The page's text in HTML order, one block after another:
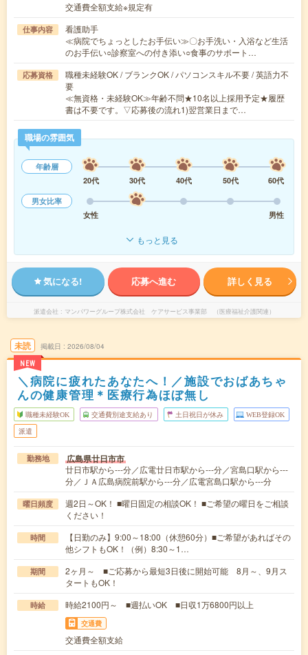
交通費全額支給※規定有
仕事内容
看護助手
≪病院でちょっとしたお手伝い≫〇お手洗い・入浴など生活
のお手伝い○診察室への付き添い○食事のサポート…
応募資格
職種未経験OK / ブランクOK / パソコンスキル不要 / 英語力不
要
≪無資格・未経験OK≫年齢不問★10名以上採用予定★履歴
書は不要です。▽応募後の流れ1)翌営業日まで…
職場の雰囲気
年齢層
20代
30代 40代 50代
60代
男女比率
女性
男性
もっと見る
気になる! 応募へ進む 詳しく見る
派遣会社 マンパワーグループ株式会社 ケアサービス事業部 （医療福祉介護関連）
未読
NEW
掲載日 2026/08/04
＼病院に疲れたあなたへ！／施設でおばあちゃ
んの健康管理＊医療行為ほぼ無し
職種未経験OK 交通費別途支給あり 土日祝日が休み WEB登録OK
派遣
勤務地 広島県廿日市市
廿日市駅から---分／広電廿日市駅から---分／宮島口駅から---
分／ＪＡ広島病院前駅から---分／広電宮島口駅から---分
曜日頻度
週2日～OK！ ■曜日固定の相談OK！ ■ご希望の曜日をご相談
ください！
時間
【日勤のみ】9:00～18:00（休憩60分）■ご希望があればその
他シフトもOK！（例）8:30～1…
期間
2ヶ月～ ■ご応募から最短3日後に開始可能 8月～、9月ス
タートもOK！
時給 時給2100円～ ■週払いOK ■日収1万6800円以上
交通費
交通費全額支給